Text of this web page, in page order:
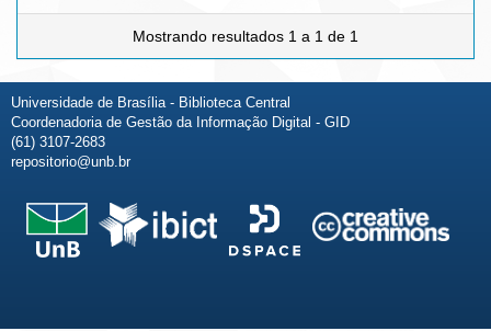
Mostrando resultados 1 a 1 de 1
Universidade de Brasília - Biblioteca Central
Coordenadoria de Gestão da Informação Digital - GID
(61) 3107-2683
repositorio@unb.br